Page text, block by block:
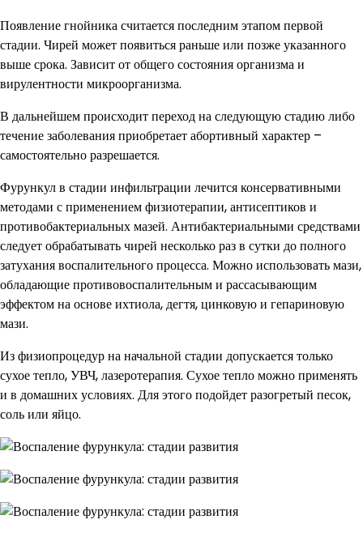
Появление гнойника считается последним этапом первой
стадии. Чирей может появиться раньше или позже указанного
выше срока. Зависит от общего состояния организма и
вирулентности микроорганизма.
В дальнейшем происходит переход на следующую стадию либо
течение заболевания приобретает абортивный характер –
самостоятельно разрешается.
Фурункул в стадии инфильтрации лечится консервативными
методами с применением физиотерапии, антисептиков и
противобактериальных мазей. Антибактериальными средствами
следует обрабатывать чирей несколько раз в сутки до полного
затухания воспалительного процесса. Можно использовать мази,
обладающие противовоспалительным и рассасывающим
эффектом на основе ихтиола, дегтя, цинковую и гепариновую
мази.
Из физиопроцедур на начальной стадии допускается только
сухое тепло, УВЧ, лазеротерапия. Сухое тепло можно применять
и в домашних условиях. Для этого подойдет разогретый песок,
соль или яйцо.